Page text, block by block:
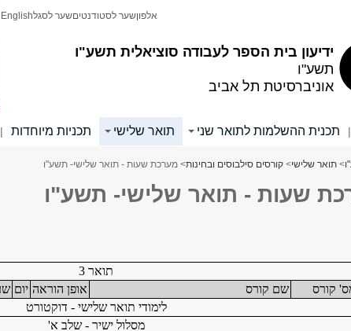
ידיעון בית הספר לעבודה סוציאלית תשע"ו
תשע"ו
אוניברסיטת תל אביב
אלפוןשער לסטודנטיםשער לסגלEnglish
| תכנית ההשלמות לתואר שני תואר שלישי תכניות מיוחדות |
> תואר שלישי> קורסים סילבוסים ובחינות> מערכת שעות - תואר שלישי- תשע"ו
שעות - תואר שלישי- תשע"ו